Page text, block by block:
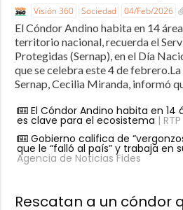
Visión 360 Sociedad 04/Feb/2026
El Cóndor Andino habita en 14
territorio nacional, recuerda el
Protegidas (Sernap), en el Día
que se celebra este 4 de
Sernap, Cecilia Miranda, informó
El Cóndor Andino habita en 14
es clave para el ecosistema | RTP
Gobierno califica de
que le “falló al país” y trabaja en
Agencia de Noticias Fides
Rescatan a un cóndor